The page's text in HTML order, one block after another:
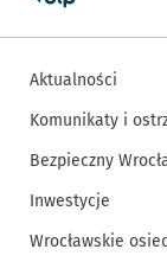
Aktualności
Komunikaty i
Bezpieczny
Inwestycje
Wrocławskie